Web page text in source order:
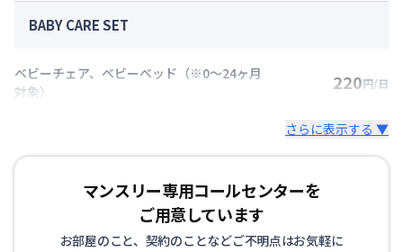
BABY CARE SET
ベビーチェア、ベビーベッド（※0～24ヶ月
対象）
220円/日
さらに表示する ▼
マンスリー専用コールセンターを
ご用意しています
お部屋のこと、契約のことなどご不明点はお気軽に